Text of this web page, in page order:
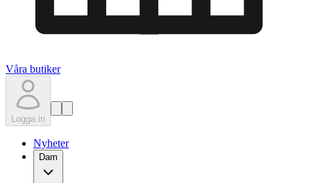
Våra butiker
Logga in
Nyheter
Dam